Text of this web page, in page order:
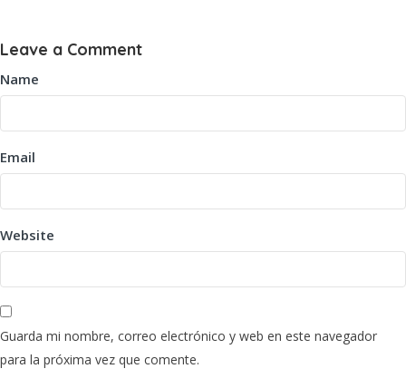
Leave a Comment
Name
Email
Website
Guarda mi nombre, correo electrónico y web en este navegador
para la próxima vez que comente.